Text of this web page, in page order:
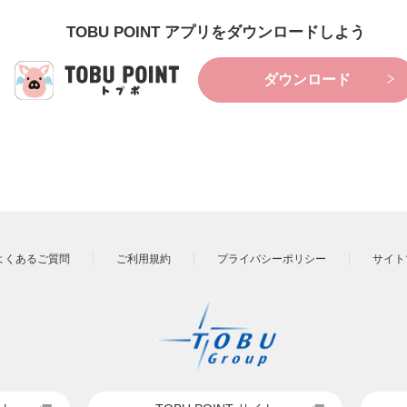
TOBU POINT アプリをダウンロードしよう
ダウンロード
くあるご質問 ご利用規約 プライバシーポリシー サイ